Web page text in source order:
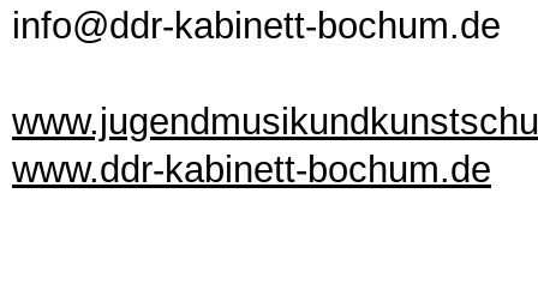
info@ddr-kabinett-bochum.de
www.ddr-kabinett-bochum.de